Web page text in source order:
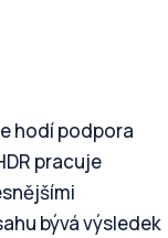
hodí podpora
pracuje
bývá výsledek